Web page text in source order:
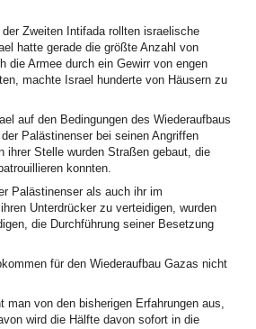
Zweiten Intifada rollten israelische
hatte gerade die größte Anzahl von
die Armee durch ein Gewirr von engen
machte Israel hunderte von Häusern zu
auf den Bedingungen des Wiederaufbaus
Palästinenser bei seinen Angriffen
ihrer Stelle wurden Straßen gebaut, die
konnten.
Palästinenser als auch ihr im
Unterdrücker zu verteidigen, wurden
die Durchführung seiner Besetzung
für den Wiederaufbau Gazas nicht
man von den bisherigen Erfahrungen aus,
wird die Hälfte davon sofort in die